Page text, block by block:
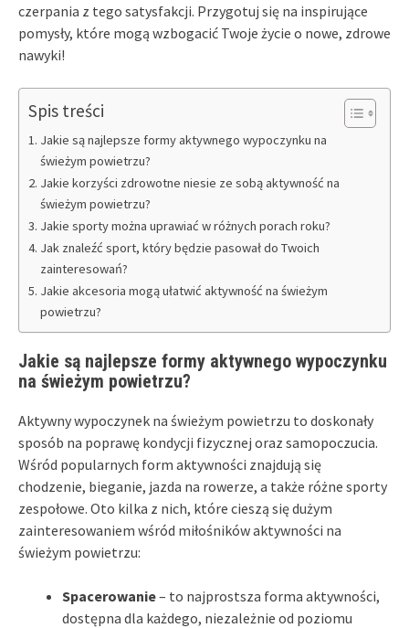
czerpania z tego satysfakcji. Przygotuj się na inspirujące
pomysły, które mogą wzbogacić Twoje życie o nowe, zdrowe
nawyki!
Spis treści
Jakie są najlepsze formy aktywnego wypoczynku na
świeżym powietrzu?
Jakie korzyści zdrowotne niesie ze sobą aktywność na
świeżym powietrzu?
Jakie sporty można uprawiać w różnych porach roku?
Jak znaleźć sport, który będzie pasował do Twoich
zainteresowań?
Jakie akcesoria mogą ułatwić aktywność na świeżym
powietrzu?
Jakie są najlepsze formy aktywnego wypoczynku
na świeżym powietrzu?
Aktywny wypoczynek na świeżym powietrzu to doskonały
sposób na poprawę kondycji fizycznej oraz samopoczucia.
Wśród popularnych form aktywności znajdują się
chodzenie, bieganie, jazda na rowerze, a także różne sporty
zespołowe. Oto kilka z nich, które cieszą się dużym
zainteresowaniem wśród miłośników aktywności na
świeżym powietrzu:
Spacerowanie– to najprostsza forma aktywności,
dostępna dla każdego, niezależnie od poziomu